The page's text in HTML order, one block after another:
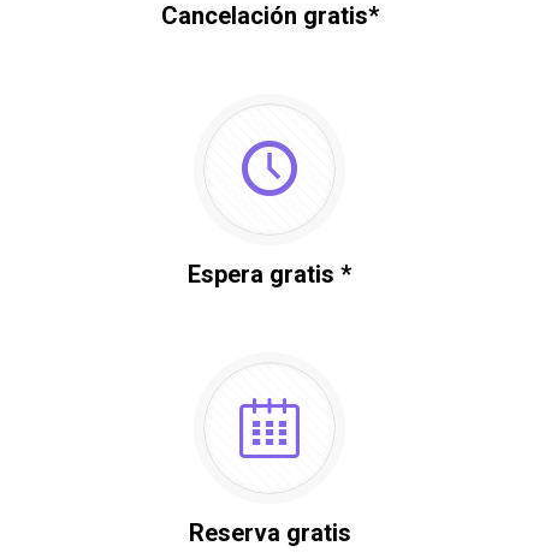
Cancelación gratis*
Espera gratis *
Reserva gratis